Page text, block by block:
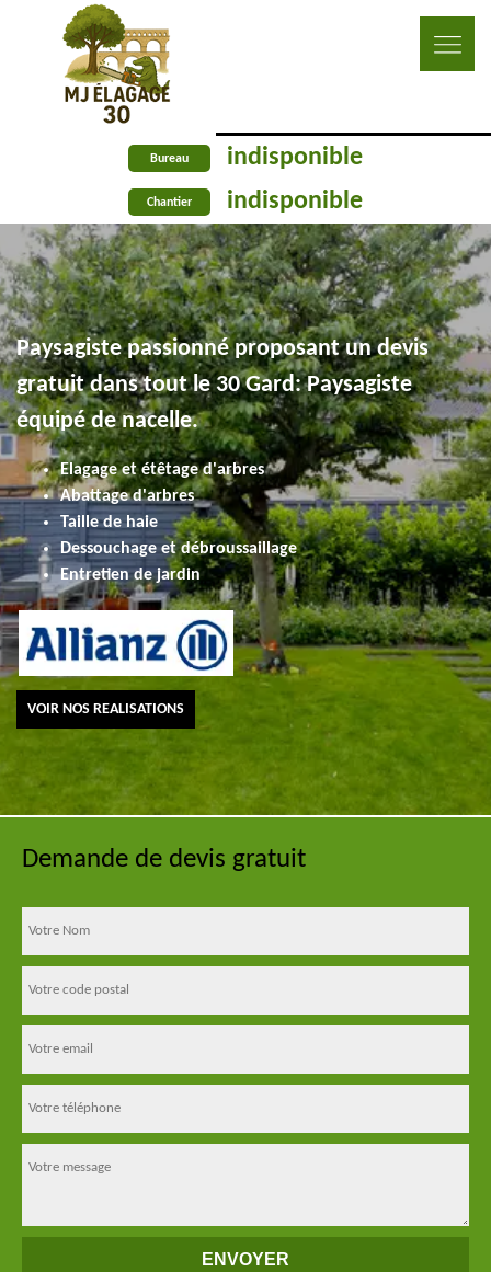
Bureau indisponible
Chantier indisponible
Paysagiste passionné proposant un devis
gratuit dans tout le 30 Gard: Paysagiste
équipé de nacelle.
Elagage et étêtage d'arbres
Abattage d'arbres
Taille de haie
Dessouchage et débroussaillage
Entretien de jardin
VOIR NOS REALISATIONS
Demande de devis gratuit